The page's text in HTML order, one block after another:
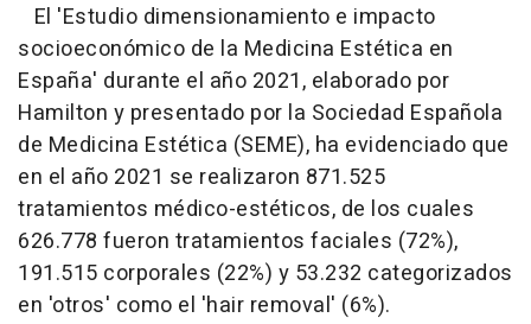
El 'Estudio dimensionamiento e impacto
socioeconómico de la Medicina Estética en
España' durante el año 2021, elaborado por
Hamilton y presentado por la Sociedad Española
de Medicina Estética (SEME), ha evidenciado que
en el año 2021 se realizaron 871.525
tratamientos médico-estéticos, de los cuales
626.778 fueron tratamientos faciales (72%),
191.515 corporales (22%) y 53.232 categorizados
en 'otros' como el 'hair removal' (6%).